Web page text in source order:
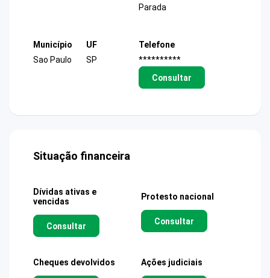
Parada
Município
Sao Paulo
UF
SP
Telefone
**********
Consultar
Situação financeira
Dívidas ativas e
vencidas
Consultar
Protesto nacional
Consultar
Cheques devolvidos Ações judiciais